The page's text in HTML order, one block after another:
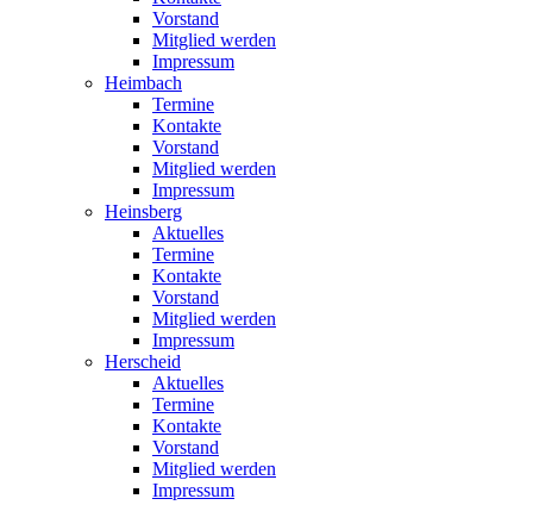
Vorstand
Mitglied werden
Impressum
Heimbach
Termine
Kontakte
Vorstand
Mitglied werden
Impressum
Heinsberg
Aktuelles
Termine
Kontakte
Vorstand
Mitglied werden
Impressum
Herscheid
Aktuelles
Termine
Kontakte
Vorstand
Mitglied werden
Impressum